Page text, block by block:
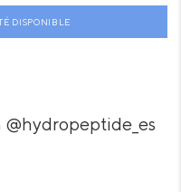
DISPONIBLE
@hydropeptide_es